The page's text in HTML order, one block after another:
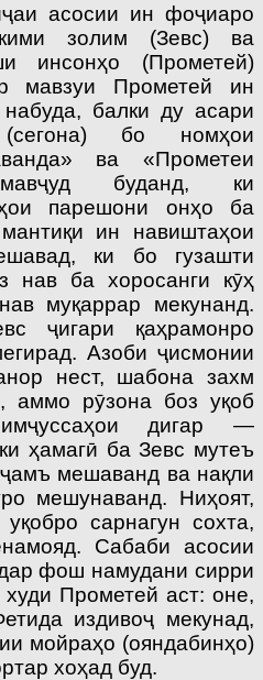
асосии ин фоҷиаро
золим (Зевс) ва
инсонҳо (Прометей)
мавзуи Прометей ин
балки ду асари
бо номҳои
ва «Прометеи
буданд, ки
парешони онҳо ба
ин навиштаҳои
ки бо гузашти
нав ба хоросанги кӯҳ
муқаррар мекунанд.
ҷигари қаҳрамонро
Азоби ҷисмонии
нест, шабона захм
аммо рӯзона боз уқоб
дигар —
ҳамагӣ ба Зевс мутеъ
мешаванд ва нақли
мешунаванд. Ниҳоят,
сарнагун сохта,
Сабаби асосии
фош намудани сирри
Прометей аст: оне,
издивоҷ мекунад,
мойраҳо (ояндабинҳо)
хоҳад буд.